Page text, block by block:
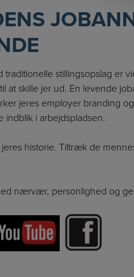
traditionelle stillingsopslag er
at skille jer ud. En levende
jeres employer branding
i arbejdspladsen.
historie. Tiltræk de
nærvær, personlighed og